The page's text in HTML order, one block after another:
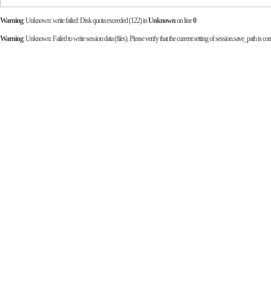
Warning: Unknown: write failed: Disk quota exceeded (122) inUnknownon line0
Warning: Unknown: Failed to write session data (files). Please verify that the current setting of session.save_path is